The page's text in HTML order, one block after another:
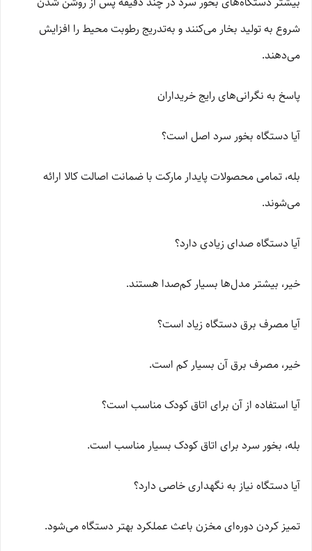
شروع به تولید بخار می‌کنند و به‌تدریج رطوبت محیط را افزایش
می‌دهند.
پاسخ به نگرانی‌های رایج خریداران
آیا دستگاه بخور سرد اصل است؟
بله، تمامی محصولات پایدار مارکت با ضمانت اصالت کالا ارائه
می‌شوند.
آیا دستگاه صدای زیادی دارد؟
خیر، بیشتر مدل‌ها بسیار کم‌صدا هستند.
آیا مصرف برق دستگاه زیاد است؟
خیر، مصرف برق آن بسیار کم است.
آیا استفاده از آن برای اتاق کودک مناسب است؟
بله، بخور سرد برای اتاق کودک بسیار مناسب است.
آیا دستگاه نیاز به نگهداری خاصی دارد؟
تمیز کردن دوره‌ای مخزن باعث عملکرد بهتر دستگاه می‌شود.